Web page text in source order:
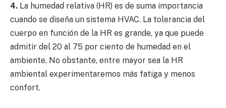
4. La humedad relativa (HR) es de suma importancia
cuando se diseña un sistema HVAC. La tolerancia del
cuerpo en función de la HR es grande, ya que puede
admitir del 20 al 75 por ciento de humedad en el
ambiente. No obstante, entre mayor sea la HR
ambiental experimentaremos más fatiga y menos
confort.